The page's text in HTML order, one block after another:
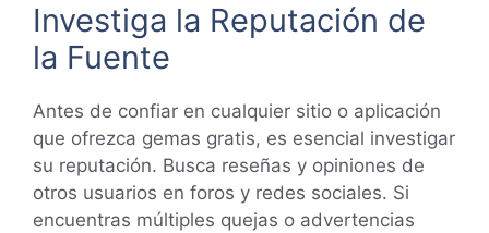
Investiga la Reputación de
la Fuente
Antes de confiar en cualquier sitio o aplicación
que ofrezca gemas gratis, es esencial investigar
su reputación. Busca reseñas y opiniones de
otros usuarios en foros y redes sociales. Si
encuentras múltiples quejas o advertencias